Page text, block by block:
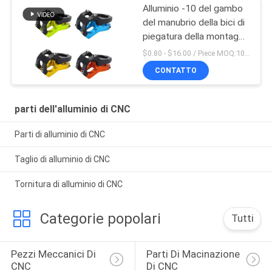
Alluminio -10 del gambo
del manubrio della bici di
piegatura della montagna
di Mtb della strada di
Aliminum
CONTATTO
parti dell'alluminio di CNC
Parti di alluminio di CNC
Taglio di alluminio di CNC
Tornitura di alluminio di CNC
Categorie popolari Tutti
Pezzi Meccanici Di
CNC
Parti Di Macinazione
Di CNC